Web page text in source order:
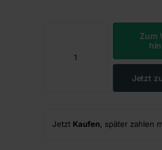
Zum
Jetzt
Jetzt Kaufen, später zahlen